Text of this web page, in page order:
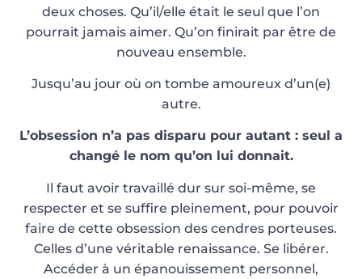
deux choses. Qu’il/elle était le seul que l’on
pourrait jamais aimer. Qu’on finirait par être de
nouveau ensemble.
Jusqu’au jour où on tombe amoureux d’un(e)
autre.
L’obsession n’a pas disparu pour autant : seul a
changé le nom qu’on lui donnait.
Il faut avoir travaillé dur sur soi-même, se
respecter et se suffire pleinement, pour pouvoir
faire de cette obsession des cendres porteuses.
Celles d’une véritable renaissance. Se libérer.
Accéder à un épanouissement personnel,